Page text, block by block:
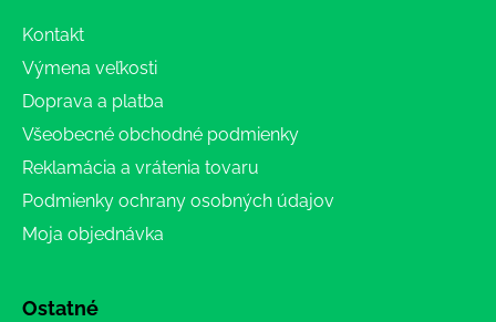
Kontakt
Výmena veľkosti
Doprava a platba
Všeobecné obchodné podmienky
Reklamácia a vrátenia tovaru
Podmienky ochrany osobných údajov
Moja objednávka
Ostatné